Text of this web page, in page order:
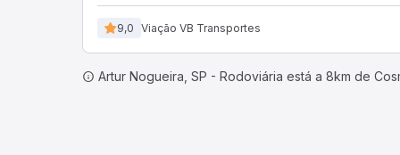
9,0 Viação VB Transportes
Artur Nogueira, SP - Rodoviária está a 8km de